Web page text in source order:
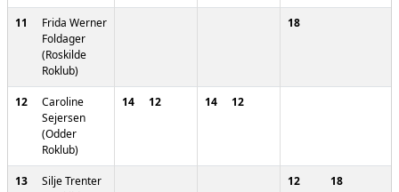
11
Frida Werner
Foldager
(Roskilde
Roklub)
18
12
Caroline
Sejersen
(Odder
Roklub)
14 12 14 12
13
Silje Trenter
12 18